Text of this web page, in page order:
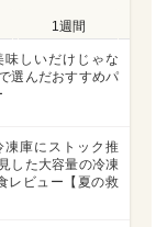
1週間
味しいだけじゃな
選んだおすすめパ
凍庫にストック推
した大容量の冷凍
レビュー【夏の救